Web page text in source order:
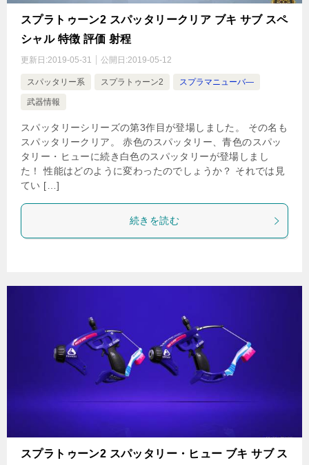
スプラトゥーン2 スパッタリークリア ブキ サブ スペ
シャル 特徴 評価 射程
更新日:2019-05-31 公開日:2019-05-12
スパッタリー系 スプラトゥーン2 スプラマニューバ―
武器情報
スパッタリーシリーズの第3作目が登場しました。 その名も
スパッタリークリア。 赤色のスパッタリー、青色のスパッ
タリー・ヒューに続き白色のスパッタリーが登場しまし
た！ 性能はどのように変わったのでしょうか？ それでは見
てい […]
続きを読む
スプラトゥーン2 スパッタリー・ヒュー ブキ サブ ス